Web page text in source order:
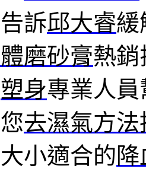
訴邱大睿緩
磨砂膏熱
塑身專業人
去濕氣方法
小適合的